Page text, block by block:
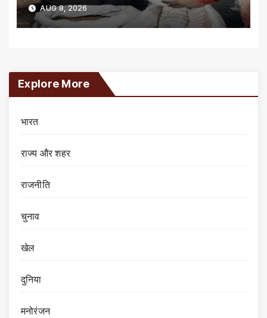
AUG 8, 2026
Explore More
भारत
राज्य और शहर
राजनीति
चुनाव
खेल
दुनिया
मनोरंजन